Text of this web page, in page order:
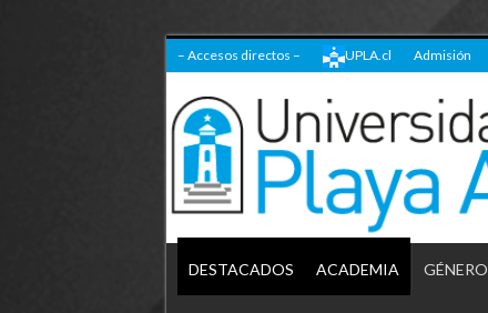
– Accesos directos – UPLA.cl Admisión
DESTACADOS ACADEMIA GÉNERO